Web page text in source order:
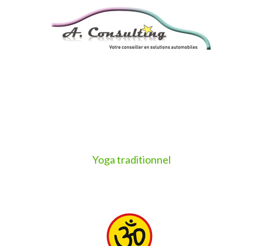
Yoga traditionnel